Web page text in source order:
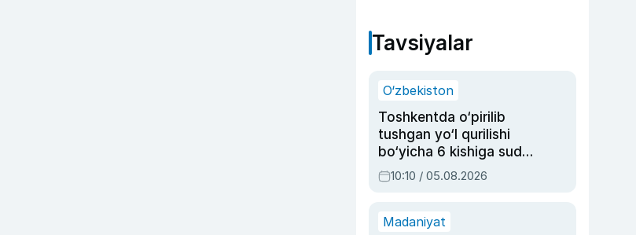
Tavsiyalar
O‘zbekiston
Toshkentda o‘pirilib
tushgan yo‘l qurilishi
bo‘yicha 6 kishiga sud
hukmi o‘qildi
10:10 / 05.08.2026
Madaniyat